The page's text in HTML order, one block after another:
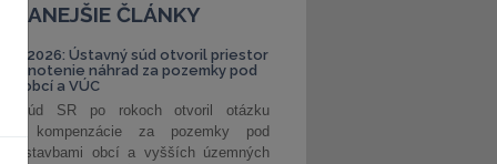
ČLÁNKY
1/2026: Ústavný súd otvoril priestor
náhrad za pozemky pod
obcí a VÚC
súd SR po rokoch otvoril otázku
kompenzácie za pozemky pod
stavbami obcí a vyšších územných